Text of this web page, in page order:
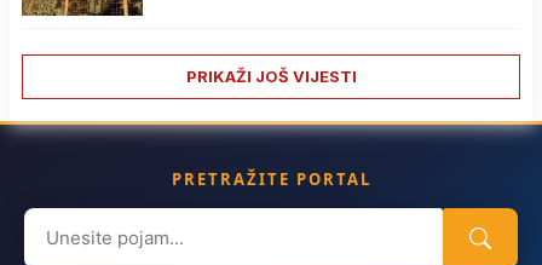
PRIKAŽI JOŠ VIJESTI
PRETRAŽITE PORTAL
Search
for: